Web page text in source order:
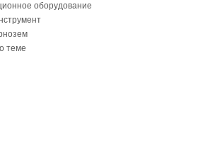
оборудование
теме